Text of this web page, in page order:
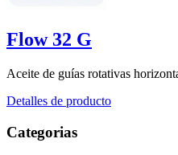
Flow 32 G
Aceite de guías rotativas
Detalles de producto
Categorias